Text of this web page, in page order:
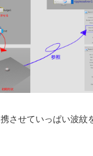
させていっぱい波紋